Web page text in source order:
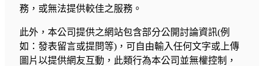
務，或無法提供較佳之服務。
此外，本公司提供之網站包含部分公開討論資訊(例
如：發表留言或提問等)，可自由輸入任何文字或上傳
圖片以提供網友互動，此類行為本公司並無權控制，